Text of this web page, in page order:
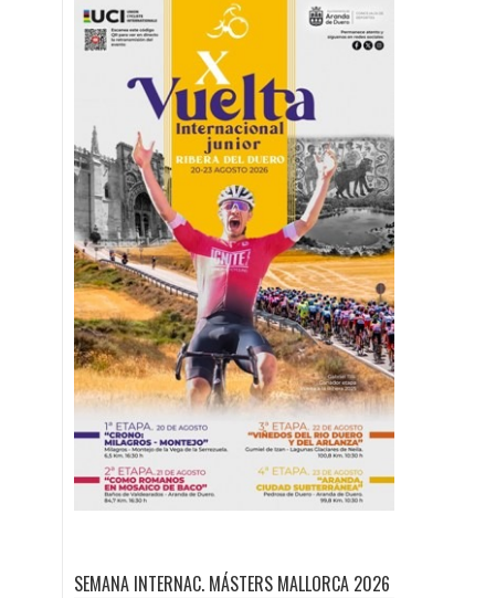
SEMANA INTERNAC. MÁSTERS MALLORCA 2026